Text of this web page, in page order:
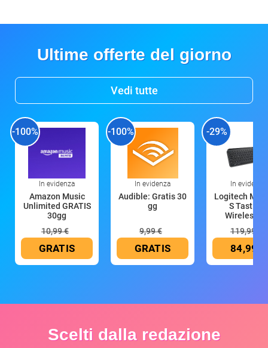
Ultime offerte del giorno
Vedi tutte
-100%
In evidenza
Amazon Music
Unlimited GRATIS
30gg
10,99 €
GRATIS
-100%
In evidenza
Audible: Gratis 30
gg
9,99 €
GRATIS
-29%
In evidenza
Logitech MX
S Tastiera
Wireless
119,99 €
84,99 €
Scelti dalla redazione